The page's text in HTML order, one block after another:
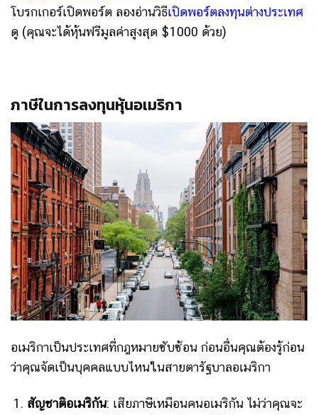
โบรกเกอร์เปิดพอร์ต ลองอ่านวิธีเปิดพอร์ตลงทุนต่างประเทศ
ดู (คุณจะได้หุ้นฟรีมูลค่าสูงสุด $1000 ด้วย)
ภาษีในการลงทุนหุ้นอเมริกา
อเมริกาเป็นประเทศที่กฎหมายซับซ้อน ก่อนอื่นคุณต้องรู้ก่อน
ว่าคุณจัดเป็นบุคคลแบบไหนในสายตารัฐบาลอเมริกา
สัญชาติอเมริกัน: เสียภาษีเหมือนคนอเมริกัน ไม่ว่าคุณจะ